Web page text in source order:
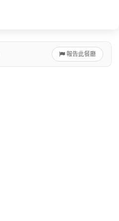
報告此餐廳